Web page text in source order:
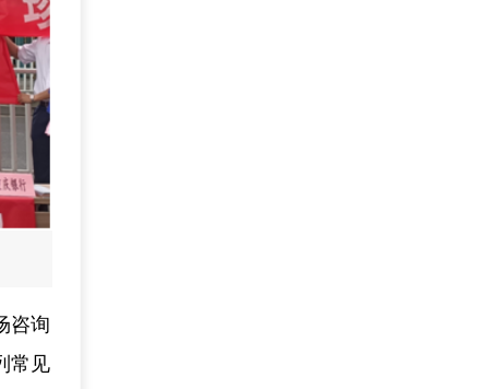
咨询
常见